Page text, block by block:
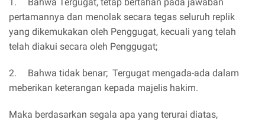
pertamannya dan menolak secara tegas seluruh replik
yang dikemukakan oleh Penggugat, kecuali yang telah
telah diakui secara oleh Penggugat;
2.
Bahwa tidak benar; Tergugat mengada-ada dalam
meberikan keterangan kepada majelis hakim.
Maka berdasarkan segala apa yang terurai diatas,